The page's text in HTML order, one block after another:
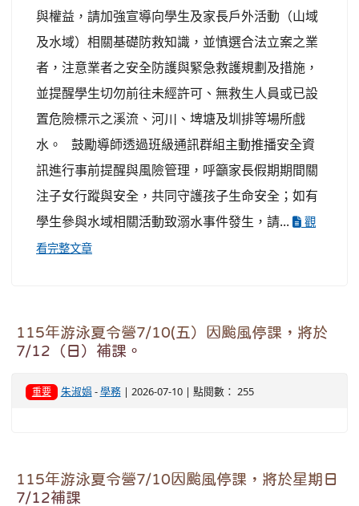
與權益，請加強宣導向學生及家長戶外活動（山域
及水域）相關基礎防救知識，並慎選合法立案之業
者，注意業者之安全防護與緊急救護規劃及措施，
並提醒學生切勿前往未經許可、無救生人員或已設
置危險標示之溪流、河川、埤塘及圳排等場所戲
水。 鼓勵導師透過班級通訊群組主動推播安全資
訊進行事前提醒與風險管理，呼籲家長假期期間關
注子女行蹤與安全，共同守護孩子生命安全；如有
學生參與水域相關活動致溺水事件發生，請...
觀
看完整文章
115年游泳夏令營7/10(五）因颱風停課，將於
7/12（日）補課。
重要 朱淑娟 -學務| 2026-07-10 | 點閱數： 255
115年游泳夏令營7/10因颱風停課，將於星期日
7/12補課